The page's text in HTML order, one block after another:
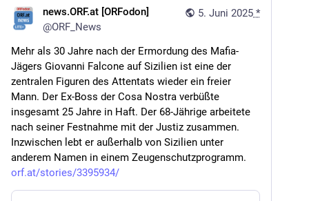
5. Juni 2025 *
news.ORF.at [ORFodon]
@ORF_News
Mehr als 30 Jahre nach der Ermordung des Mafia-
Jägers Giovanni Falcone auf Sizilien ist eine der
zentralen Figuren des Attentats wieder ein freier
Mann. Der Ex-Boss der Cosa Nostra verbüßte
insgesamt 25 Jahre in Haft. Der 68-Jährige arbeitete
nach seiner Festnahme mit der Justiz zusammen.
Inzwischen lebt er außerhalb von Sizilien unter
anderem Namen in einem Zeugenschutzprogramm.
orf.at/stories/3395934/